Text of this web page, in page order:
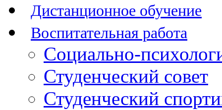
Дистанционное обучение
Воспитательная работа
Социально-
Студенческий совет
Студенческий